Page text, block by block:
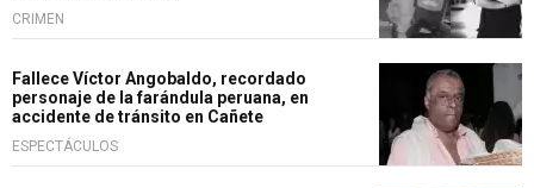
CRIMEN
Fallece Víctor Angobaldo, recordado
personaje de la farándula peruana, en
accidente de tránsito en Cañete
ESPECTÁCULOS